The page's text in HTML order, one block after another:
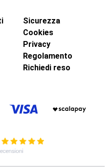
Sicurezza
Cookies
Privacy
Regolamento
Richiedi reso